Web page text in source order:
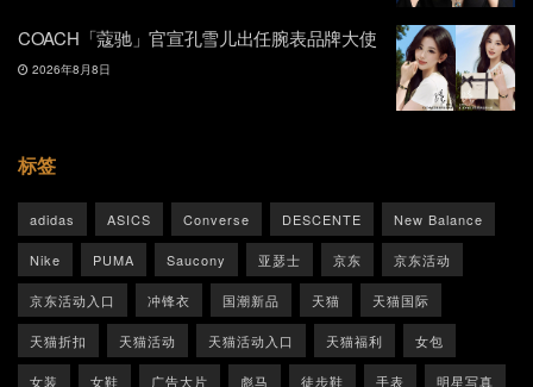
COACH「蔻驰」官宣孔雪儿出任腕表品牌大使
2026年8月8日
标签
adidas ASICS Converse DESCENTE New Balance
Nike PUMA Saucony 亚瑟士 京东 京东活动
京东活动入口 冲锋衣 国潮新品 天猫 天猫国际
天猫折扣 天猫活动 天猫活动入口 天猫福利 女包
女装 女鞋 广告大片 彪马 徒步鞋 手表 明星写真